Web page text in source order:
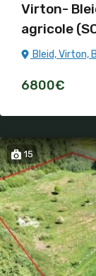
Virton-
agricole
Bleid, Virton,
6800€
15